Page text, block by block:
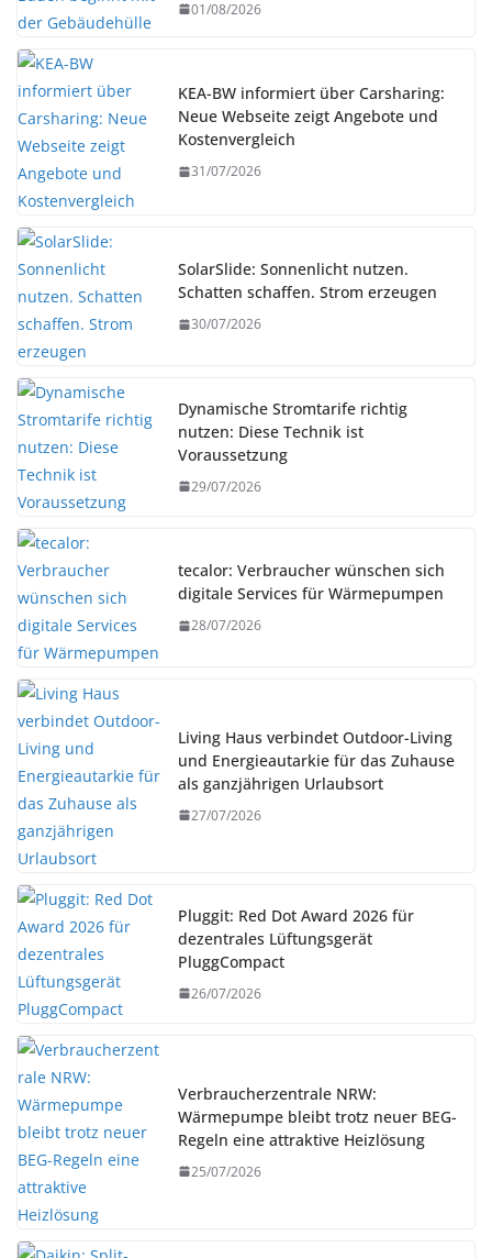
01/08/2026
KEA-BW informiert über Carsharing:
Neue Webseite zeigt Angebote und
Kostenvergleich
31/07/2026
SolarSlide: Sonnenlicht nutzen.
Schatten schaffen. Strom erzeugen
30/07/2026
Dynamische Stromtarife richtig
nutzen: Diese Technik ist
Voraussetzung
29/07/2026
tecalor: Verbraucher wünschen sich
digitale Services für Wärmepumpen
28/07/2026
Living Haus verbindet Outdoor-Living
und Energieautarkie für das Zuhause
als ganzjährigen Urlaubsort
27/07/2026
Pluggit: Red Dot Award 2026 für
dezentrales Lüftungsgerät
PluggCompact
26/07/2026
Verbraucherzentrale NRW:
Wärmepumpe bleibt trotz neuer BEG-
Regeln eine attraktive Heizlösung
25/07/2026